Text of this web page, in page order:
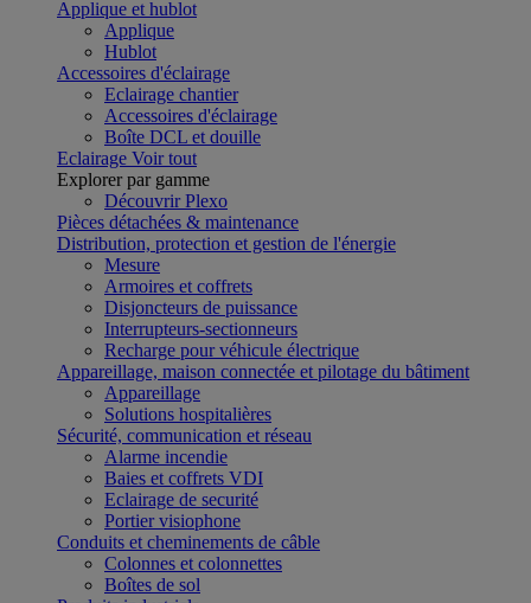
Applique et hublot
Applique
Hublot
Accessoires d'éclairage
Eclairage chantier
Accessoires d'éclairage
Boîte DCL et douille
Eclairage Voir tout
Explorer par gamme
Découvrir Plexo
Pièces détachées & maintenance
Distribution, protection et gestion de l'énergie
Mesure
Armoires et coffrets
Disjoncteurs de puissance
Interrupteurs-sectionneurs
Recharge pour véhicule électrique
Appareillage, maison connectée et pilotage du bâtiment
Appareillage
Solutions hospitalières
Sécurité, communication et réseau
Alarme incendie
Baies et coffrets VDI
Eclairage de securité
Portier visiophone
Conduits et cheminements de câble
Colonnes et colonnettes
Boîtes de sol